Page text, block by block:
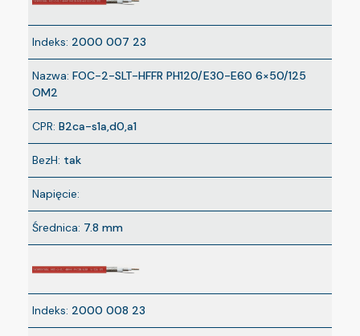
Indeks: 2000 007 23
Nazwa: FOC-2-SLT-HFFR PH120/E30-E60 6×50/125
OM2
CPR: B2ca-s1a,d0,a1
BezH: tak
Napięcie:
Średnica: 7.8 mm
Indeks: 2000 008 23